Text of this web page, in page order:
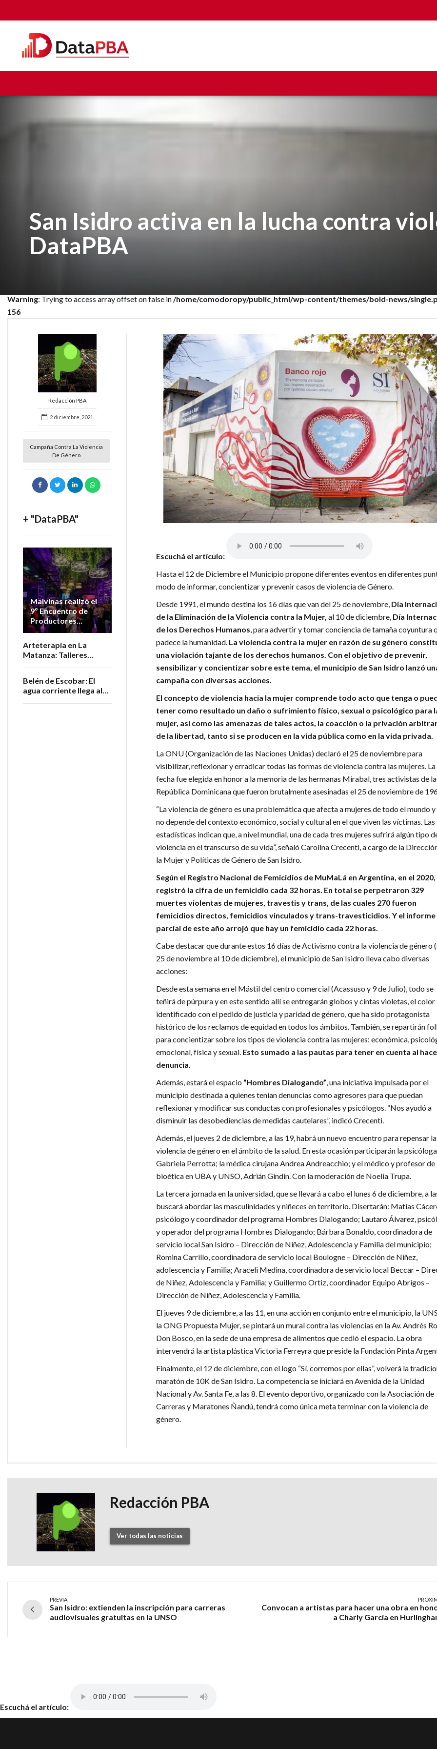
San Isidro activa en la lucha contra
DataPBA
Warning: Trying to access array offset on false in/home/comodoropy/public_html/wp-content/themes/bold-news/
156
Redacción PBA
2 diciembre, 2021
Campaña Contra La Violencia
De Género
+ "DataPBA"
Malvinas realizó el
9º Encuentro de
Productores
Vitivinícolas de la
Arteterapia en La
Matanza: Talleres
Belén de Escobar: El
agua corriente llega al
Escuchá el artículo:
Hasta el 12 de Diciembre el Municipio propone diferentes eventos en diferentes
modo de informar, concientizar y prevenir casos de violencia de Género.
Desde 1991, el mundo destina los 16 días que van del 25 de noviembre, Día
de la Eliminación de la Violencia contra la Mujer, al 10 de diciembre, Día
de los Derechos Humanos, para advertir y tomar conciencia de tamaña coyuntura
padece la humanidad.La violencia contra la mujer en razón de su género
una violación tajante de los derechos humanos. Con el objetivo de prevenir,
sensibilizar y concientizar sobre este tema, el municipio de San Isidro lanzó
campaña con diversas acciones.
El concepto de violencia hacia la mujer comprende todo acto que tenga o
tener como resultado un daño o sufrimiento físico, sexual o psicológico para
mujer, así como las amenazas de tales actos, la coacción o la privación
de la libertad, tanto si se producen en la vida pública como en la vida privada.
La ONU (Organización de las Naciones Unidas) declaró el 25 de noviembre para
visibilizar, reflexionar y erradicar todas las formas de violencia contra las mujeres. La
fecha fue elegida en honor a la memoria de las hermanas Mirabal, tres activistas de la
República Dominicana que fueron brutalmente asesinadas el 25 de noviembre de
“La violencia de género es una problemática que afecta a mujeres de todo el mundo y
no depende del contexto económico, social y cultural en el que viven las víctimas. Las
estadísticas indican que, a nivel mundial, una de cada tres mujeres sufrirá algún tipo
violencia en el transcurso de su vida”, señaló Carolina Crecenti, a cargo de la
la Mujer y Políticas de Género de San Isidro.
Según el Registro Nacional de Femicidios de MuMaLá en Argentina, en el 2020,
registró la cifra de un femicidio cada 32 horas. En total se perpetraron 329
muertes violentas de mujeres, travestis y trans, de las cuales 270 fueron
femicidios directos, femicidios vinculados y trans-travesticidios. Y el informe
parcial de este año arrojó que hay un femicidio cada 22 horas.
Cabe destacar que durante estos 16 días de Activismo contra la violencia de género
25 de noviembre al 10 de diciembre), el municipio de San Isidro lleva cabo diversas
acciones:
Desde esta semana en el Mástil del centro comercial (Acassuso y 9 de Julio), todo se
teñirá de púrpura y en este sentido allí se entregarán globos y cintas violetas, el color
identificado con el pedido de justicia y paridad de género, que ha sido protagonista
histórico de los reclamos de equidad en todos los ámbitos. También, se repartirán
para concientizar sobre los tipos de violencia contra las mujeres: económica,
emocional, física y sexual. Esto sumado a las pautas para tener en cuenta al
denuncia.
Además, estará el espacio “Hombres Dialogando”, una iniciativa impulsada por el
municipio destinada a quienes tenían denuncias como agresores para que puedan
reflexionar y modificar sus conductas con profesionales y psicólogos. “Nos ayudó a
disminuir las desobediencias de medidas cautelares”, indicó Crecenti.
Además, el jueves 2 de diciembre, a las 19, habrá un nuevo encuentro para repensar la
violencia de género en el ámbito de la salud. En esta ocasión participarán la psicóloga
Gabriela Perrotta; la médica cirujana Andrea Andreacchio; y el médico y profesor de
bioética en UBA y UNSO, Adrián Gindin. Con la moderación de Noelia Trupa.
La tercera jornada en la universidad, que se llevará a cabo el lunes 6 de diciembre, a
buscará abordar las masculinidades y niñeces en territorio. Disertarán: Matías
psicólogo y coordinador del programa Hombres Dialogando; Lautaro Álvarez,
y operador del programa Hombres Dialogando; Bárbara Bonaldo, coordinadora de
servicio local San Isidro – Dirección de Niñez, Adolescencia y Familia del municipio;
Romina Carrillo, coordinadora de servicio local Boulogne – Dirección de Niñez,
adolescencia y Familia; Araceli Medina, coordinadora de servicio local Beccar –
de Niñez, Adolescencia y Familia; y Guillermo Ortiz, coordinador Equipo Abrigos –
Dirección de Niñez, Adolescencia y Familia.
El jueves 9 de diciembre, a las 11, en una acción en conjunto entre el municipio, la
la ONG Propuesta Mujer, se pintará un mural contra las violencias en la Av. Andrés
Don Bosco, en la sede de una empresa de alimentos que cedió el espacio. La obra
intervendrá la artista plástica Victoria Ferreyra que preside la Fundación Pinta
Finalmente, el 12 de diciembre, con el logo “Sí, corremos por ellas”, volverá la
maratón de 10K de San Isidro. La competencia se iniciará en Avenida de la Unidad
Nacional y Av. Santa Fe, a las 8. El evento deportivo, organizado con la Asociación de
Carreras y Maratones Ñandú, tendrá como única meta terminar con la violencia de
género.
Redacción PBA
Ver todas las noticias
PREVIA
San Isidro: extienden la inscripción para carreras
audiovisuales gratuitas en la UNSO
Convocan a artistas para hacer una obra en
a Charly García en
Escuchá el artículo: